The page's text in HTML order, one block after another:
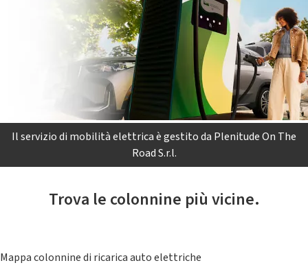
Il servizio di mobilità elettrica è gestito da Plenitude On The
Road S.r.l.
Trova le colonnine più vicine.
Mappa colonnine di ricarica auto elettriche